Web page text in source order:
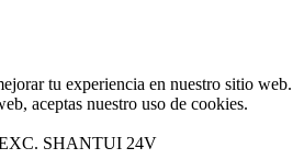
tu experiencia en nuestro sitio web.
aceptas nuestro uso de cookies.